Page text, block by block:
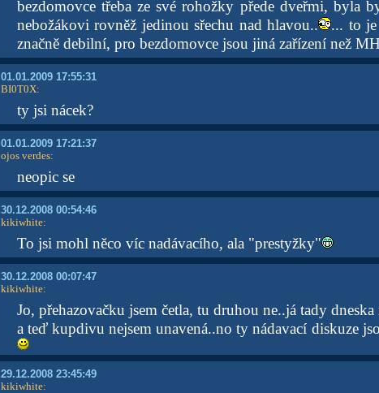
bezdomovce třeba ze své rohožky přede dveřmi, byla
nebožákovi rovněž jedinou sřechu nad hlavou..
... to
značně debilní, pro bezdomovce jsou jiná zařízení než
01.01.2009 17:55:31
BI0T0X:
ty jsi nácek?
01.01.2009 17:21:37
ojos verdes:
neopic se
30.12.2008 00:54:46
kikiwhite:
To jsi mohl něco víc nadávacího, ala "prestyžky"
30.12.2008 00:07:47
kikiwhite:
Jo, přehazovačku jsem četla, tu druhou ne..já tady
a teď kupdivu nejsem unavená..no ty nádavací diskuze
29.12.2008 23:45:49
kikiwhite: